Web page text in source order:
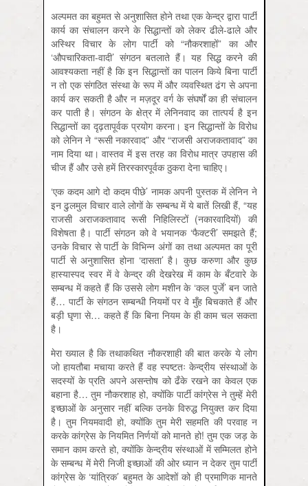
अल्पमत का बहुमत से अनुशासित होने तथा एक केन्द्र द्वारा पार्टी
कार्य का संचालन करने के सिद्धान्तों को लेकर ढीले-ढाले और
अस्थिर विचार के लोग पार्टी को “नौकरशाहों” का और
‘औपचारिकता-वादी’ संगठन बतलाते हैं। यह सिद्ध करने की
आवश्यकता नहीं है कि इन सिद्धान्तों का पालन किये बिना पार्टी
न तो एक संगठित संस्था के रूप में और व्यवस्थित ढंग से अपना
कार्य कर सकती है और न मज़दूर वर्ग के संघर्षों का ही संचालन
कर पाती है। संगठन के क्षेत्र में लेनिनवाद का तात्पर्य है इन
सिद्धान्तों का दृढ़तापूर्वक प्रयोग करना। इन सिद्धान्तों के विरोध
को लेनिन ने “रूसी नकारवाद” और “राजसी अराजकतावाद” का
नाम दिया था। वास्तव में इस तरह का विरोध मात्र उपहास की
चीज हैं और उसे हमें तिरस्कारपूर्वक ठुकरा देना चाहिए।
‘एक कदम आगे दो कदम पीछे’ नामक अपनी पुस्तक में लेनिन ने
इन ढुलमुल विचार वाले लोगों के सम्बन्ध में ये बातें लिखी हैं, “यह
राजसी अराजकतावाद रूसी निहिलिस्टों (नकारवादियों) की
विशेषता है। पार्टी संगठन को वे भयानक ‘फैक्टरी’ समझते हैं;
उनके विचार से पार्टी के विभिन्न अंगों का तथा अल्पमत का पूरी
पार्टी से अनुशासित होना ‘दासता’ है। कुछ करुणा और कुछ
हास्यास्पद स्वर में वे केन्द्र की देखरेख में काम के बँटवारे के
सम्बन्ध में कहते हैं कि उससे लोग मशीन के ‘कल पुर्जे’ बन जाते
हैं… पार्टी के संगठन सम्बन्धी नियमों पर वे मुँह बिचकाते हैं और
बड़ी घृणा से… कहते हैं कि बिना नियम के ही काम चल सकता
है।
मेरा ख्याल है कि तथाकथित नौकरशाही की बात करके ये लोग
जो हायतौबा मचाया करते हैं वह स्पष्टतः केन्द्रीय संस्थाओं के
सदस्यों के प्रति अपने असन्तोष को ढँके रखने का केवल एक
बहाना है… तुम नौकरशाह हो, क्योंकि पार्टी कांग्रेस ने तुम्हें मेरी
इच्छाओं के अनुसार नहीं बल्कि उनके विरुद्ध नियुक्त कर दिया
है। तुम नियमवादी हो, क्योंकि तुम मेरी सहमति की परवाह न
करके कांग्रेस के नियमित निर्णयों को मानते हो! तुम एक जड़ के
समान काम करते हो, क्योंकि केन्द्रीय संस्थाओं में सम्मिलत होने
के सम्बन्ध में मेरी निजी इच्छाओं की ओर ध्यान न देकर तुम पार्टी
कांग्रेस के ‘यांत्रिक’ बहुमत के आदेशों को ही प्रमाणिक मानते